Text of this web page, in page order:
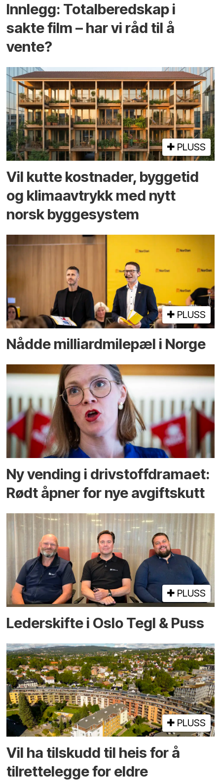
Innlegg: Totalberedskap i
sakte film – har vi råd til å
vente?
PLUSS
Vil kutte kostnader, byggetid
og klima­avtrykk med nytt
norsk bygge­system
PLUSS
Nådde milliard­­milepæl i Norge
Ny vending i drivstoffdramaet:
Rødt åpner for nye avgiftskutt
PLUSS
Lederskifte i Oslo Tegl & Puss
PLUSS
Vil ha tilskudd til heis for å
tilrettelegge for eldre